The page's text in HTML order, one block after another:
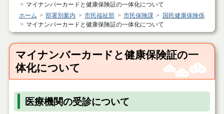
マイナンバーカードと健康保険証の一体化について
ホーム
部署別案内 市民福祉部 市民保険課
国民健康保険係
マイナンバーカードと健康保険証の一体化について
マイナンバーカードと健康保険証の一
体化について
医療機関の受診について